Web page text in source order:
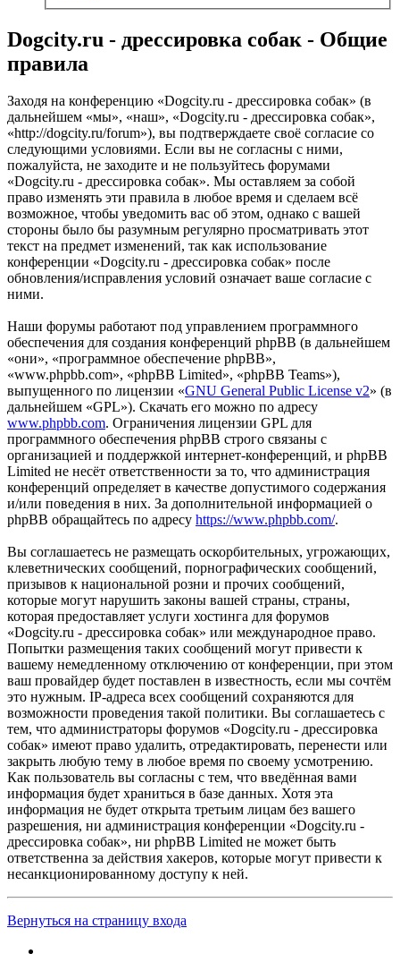
Dogcity.ru - дрессировка собак - Общие
правила
Заходя на конференцию «Dogcity.ru - дрессировка собак» (в
дальнейшем «мы», «наш», «Dogcity.ru - дрессировка собак»,
«http://dogcity.ru/forum»), вы подтверждаете своё согласие со
следующими условиями. Если вы не согласны с ними,
пожалуйста, не заходите и не пользуйтесь форумами
«Dogcity.ru - дрессировка собак». Мы оставляем за собой
право изменять эти правила в любое время и сделаем всё
возможное, чтобы уведомить вас об этом, однако с вашей
стороны было бы разумным регулярно просматривать этот
текст на предмет изменений, так как использование
конференции «Dogcity.ru - дрессировка собак» после
обновления/исправления условий означает ваше согласие с
ними.
Наши форумы работают под управлением программного
обеспечения для создания конференций phpBB (в дальнейшем
«они», «программное обеспечение phpBB»,
«www.phpbb.com», «phpBB Limited», «phpBB Teams»),
выпущенного по лицензии «GNU General Public License v2» (в
дальнейшем «GPL»). Скачать его можно по адресу
www.phpbb.com. Ограничения лицензии GPL для
программного обеспечения phpBB строго связаны с
организацией и поддержкой интернет-конференций, и phpBB
Limited не несёт ответственности за то, что администрация
конференций определяет в качестве допустимого содержания
и/или поведения в них. За дополнительной информацией о
phpBB обращайтесь по адресу https://www.phpbb.com/.
Вы соглашаетесь не размещать оскорбительных, угрожающих,
клеветнических сообщений, порнографических сообщений,
призывов к национальной розни и прочих сообщений,
которые могут нарушить законы вашей страны, страны,
которая предоставляет услуги хостинга для форумов
«Dogcity.ru - дрессировка собак» или международное право.
Попытки размещения таких сообщений могут привести к
вашему немедленному отключению от конференции, при этом
ваш провайдер будет поставлен в известность, если мы сочтём
это нужным. IP-адреса всех сообщений сохраняются для
возможности проведения такой политики. Вы соглашаетесь с
тем, что администраторы форумов «Dogcity.ru - дрессировка
собак» имеют право удалить, отредактировать, перенести или
закрыть любую тему в любое время по своему усмотрению.
Как пользователь вы согласны с тем, что введённая вами
информация будет храниться в базе данных. Хотя эта
информация не будет открыта третьим лицам без вашего
разрешения, ни администрация конференции «Dogcity.ru -
дрессировка собак», ни phpBB Limited не может быть
ответственна за действия хакеров, которые могут привести к
несанкционированному доступу к ней.
Вернуться на страницу входа